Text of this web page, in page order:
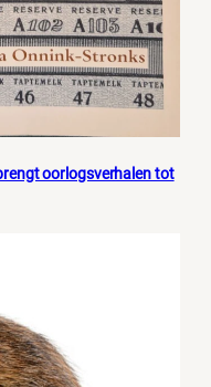
oorlogsverhalen tot